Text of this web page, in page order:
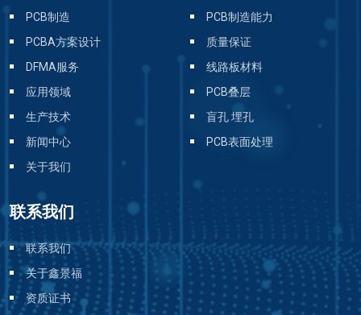
PCB制造
PCBA方案设计
DFMA服务
应用领域
生产技术
新闻中心
关于我们
PCB制造能力
质量保证
线路板材料
PCB叠层
盲孔 埋孔
PCB表面处理
联系我们
联系我们
关于鑫景福
资质证书